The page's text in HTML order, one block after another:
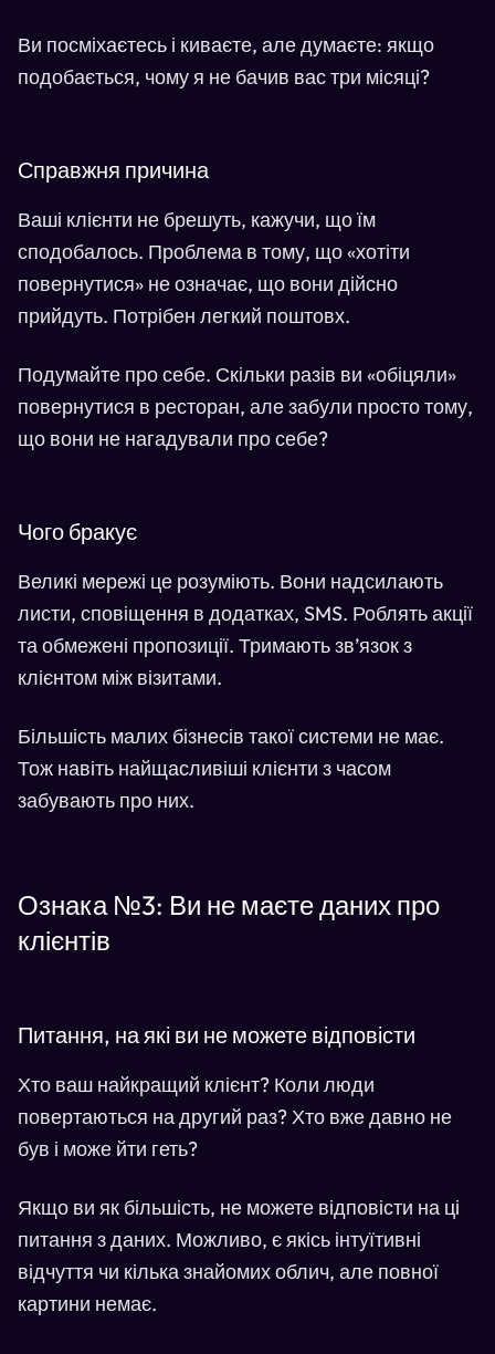
Ви посміхаєтесь і киваєте, але думаєте: якщо
подобається, чому я не бачив вас три місяці?
Справжня причина
Ваші клієнти не брешуть, кажучи, що їм
сподобалось. Проблема в тому, що «хотіти
повернутися» не означає, що вони дійсно
прийдуть. Потрібен легкий поштовх.
Подумайте про себе. Скільки разів ви «обіцяли»
повернутися в ресторан, але забули просто тому,
що вони не нагадували про себе?
Чого бракує
Великі мережі це розуміють. Вони надсилають
листи, сповіщення в додатках, SMS. Роблять акції
та обмежені пропозиції. Тримають зв’язок з
клієнтом між візитами.
Більшість малих бізнесів такої системи не має.
Тож навіть найщасливіші клієнти з часом
забувають про них.
Ознака №3: Ви не маєте даних про
клієнтів
Питання, на які ви не можете відповісти
Хто ваш найкращий клієнт? Коли люди
повертаються на другий раз? Хто вже давно не
був і може йти геть?
Якщо ви як більшість, не можете відповісти на ці
питання з даних. Можливо, є якісь інтуїтивні
відчуття чи кілька знайомих облич, але повної
картини немає.